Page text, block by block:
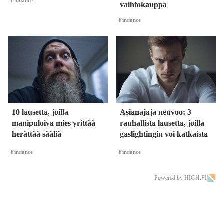
vaihtokauppa
Findance
10 lausetta, joilla
manipuloiva mies yrittää
herättää sääliä
Findance
Asianajaja neuvoo: 3
rauhallista lausetta, joilla
gaslightingin voi katkaista
Findance
Powered by HIGH.FI